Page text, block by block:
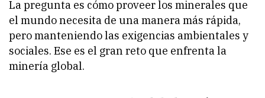
La pregunta es cómo proveer los minerales que
el mundo necesita de una manera más rápida,
pero manteniendo las exigencias ambientales y
sociales. Ese es el gran reto que enfrenta la
minería global.